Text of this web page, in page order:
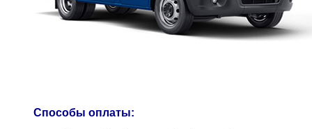
Способы оплаты: